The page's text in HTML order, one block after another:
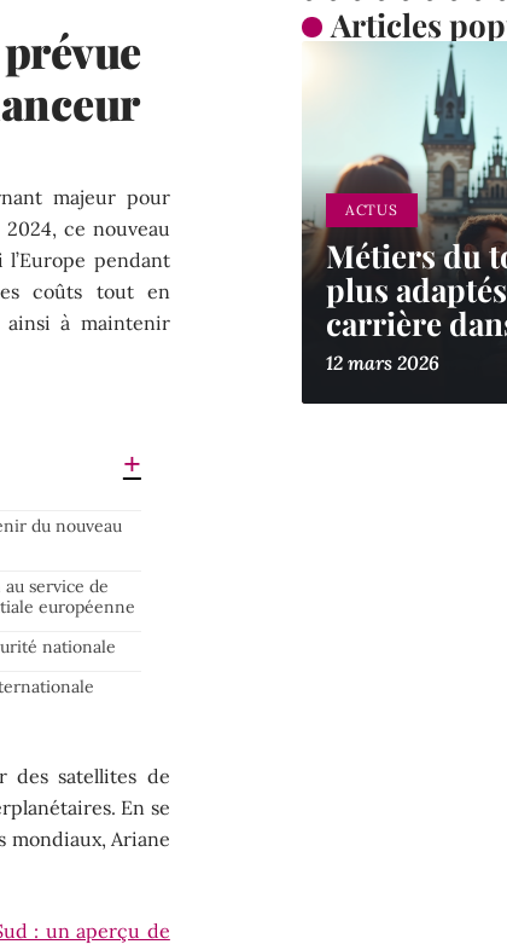
majeur pour
ce nouveau
pendant
coûts tout en
ainsi à maintenir
du nouveau
service de
européenne
nationale
des satellites de
En se
mondiaux, Ariane
: un aperçu de
Articles
ACTUS
Métiers du
plus
carrière
12 mars 2026